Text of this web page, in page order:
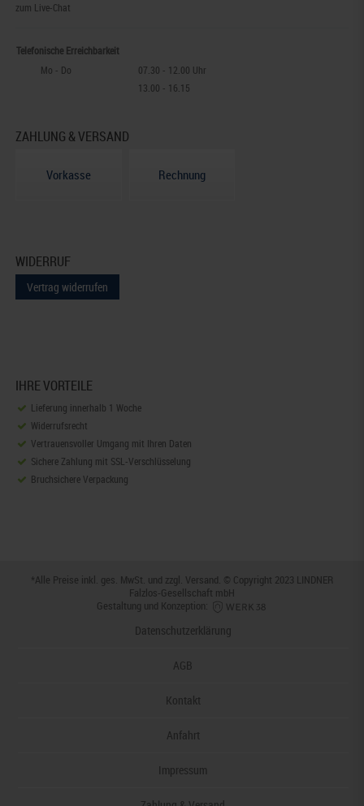
zum Live-Chat
Telefonische Erreichbarkeit
Mo - Do
07.30 - 12.00 Uhr
13.00 - 16.15
ZAHLUNG & VERSAND
Vorkasse Rechnung
WIDERRUF
Vertrag widerrufen
IHRE VORTEILE
Lieferung innerhalb 1 Woche
Widerrufsrecht
Vertrauensvoller Umgang mit Ihren Daten
Sichere Zahlung mit SSL-Verschlüsselung
Bruchsichere Verpackung
*Alle Preise inkl. ges. MwSt. und zzgl. Versand. © Copyright 2023 LINDNER
Falzlos-Gesellschaft mbH
Gestaltung und Konzeption:
Datenschutzerklärung
AGB
Kontakt
Anfahrt
Impressum